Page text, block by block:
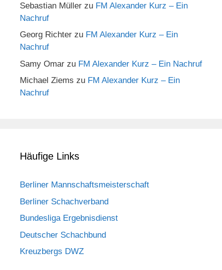
Sebastian Müller zu FM Alexander Kurz – Ein
Nachruf
Georg Richter zu FM Alexander Kurz – Ein
Nachruf
Samy Omar zu FM Alexander Kurz – Ein Nachruf
Michael Ziems zu FM Alexander Kurz – Ein
Nachruf
Häufige Links
Berliner Mannschaftsmeisterschaft
Berliner Schachverband
Bundesliga Ergebnisdienst
Deutscher Schachbund
Kreuzbergs DWZ